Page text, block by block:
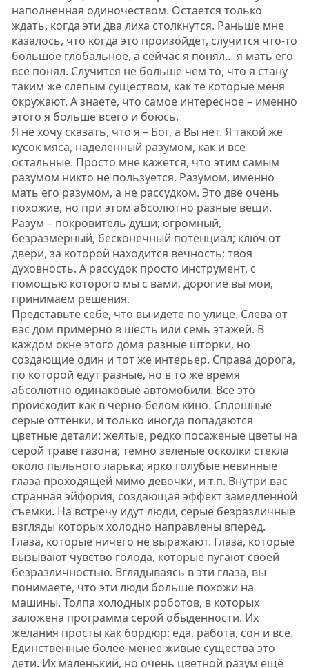
наполненная одиночеством. Остается только
ждать, когда эти два лиха столкнутся. Раньше мне
казалось, что когда это произойдет, случится что-то
большое глобальное, а сейчас я понял… я мать его
все понял. Случится не больше чем то, что я стану
таким же слепым существом, как те которые меня
окружают. А знаете, что самое интересное – именно
этого я больше всего и боюсь.
Я не хочу сказать, что я – Бог, а Вы нет. Я такой же
кусок мяса, наделенный разумом, как и все
остальные. Просто мне кажется, что этим самым
разумом никто не пользуется. Разумом, именно
мать его разумом, а не рассудком. Это две очень
похожие, но при этом абсолютно разные вещи.
Разум – покровитель души; огромный,
безразмерный, бесконечный потенциал; ключ от
двери, за которой находится вечность; твоя
духовность. А рассудок просто инструмент, с
помощью которого мы с вами, дорогие вы мои,
принимаем решения.
Представьте себе, что вы идете по улице. Слева от
вас дом примерно в шесть или семь этажей. В
каждом окне этого дома разные шторки, но
создающие один и тот же интерьер. Справа дорога,
по которой едут разные, но в то же время
абсолютно одинаковые автомобили. Все это
происходит как в черно-белом кино. Сплошные
серые оттенки, и только иногда попадаются
цветные детали: желтые, редко посаженые цветы на
серой траве газона; темно зеленые осколки стекла
около пыльного ларька; ярко голубые невинные
глаза проходящей мимо девочки, и т.п. Внутри вас
странная эйфория, создающая эффект замедленной
съемки. На встречу идут люди, серые безразличные
взгляды которых холодно направлены вперед.
Глаза, которые ничего не выражают. Глаза, которые
вызывают чувство голода, которые пугают своей
безразличностью. Вглядываясь в эти глаза, вы
понимаете, что эти люди больше похожи на
машины. Толпа холодных роботов, в которых
заложена программа серой обыденности. Их
желания просты как бордюр: еда, работа, сон и всё.
Единственные более-менее живые существа это
дети. Их маленький, но очень цветной разум ещё